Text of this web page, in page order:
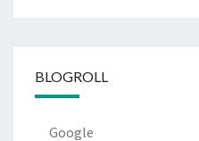
BLOGROLL
Google